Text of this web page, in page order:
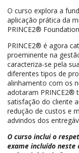
O curso explora a
aplicação prática da
PRINCE2®
PRINCE2® é agora
proeminente na
caracteriza-se pela
diferentes tipos de
alinhamento com os
adotaram PRINCE2®
satisfação do cliente
redução de custos e
advindos dos
O curso inclui o
exame incluído neste